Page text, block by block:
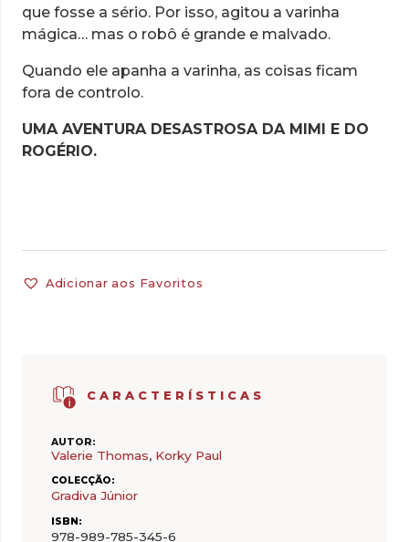
CARACTERÍSTICAS
AUTOR:
Valerie Thomas, Korky Paul
COLECÇÃO:
Gradiva Júnior
ISBN:
978-989-785-345-6
que fosse a sério. Por isso, agitou a varinha
mágica… mas o robô é grande e malvado.
Quando ele apanha a varinha, as coisas ficam
fora de controlo.
UMA AVENTURA DESASTROSA DA MIMI E DO
ROGÉRIO.
Adicionar aos Favoritos